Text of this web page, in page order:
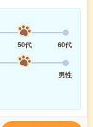
50代
60代
男性